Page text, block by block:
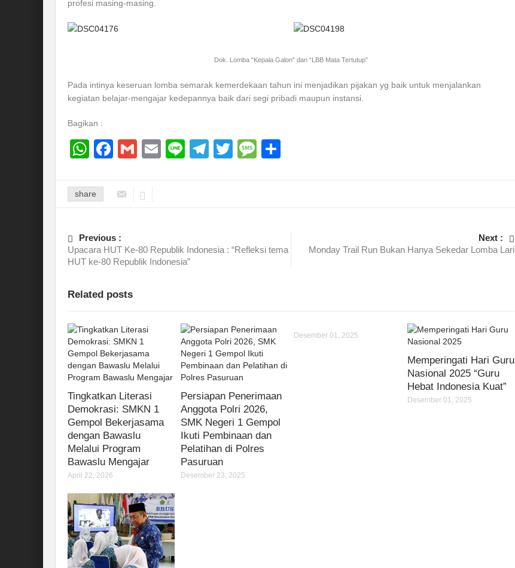
profesi masing-masing.
Dok. Lomba “Kepala Galon” dan “LBB Mata Tertutup”
Pada intinya keseruan lomba semarak kemerdekaan tahun ini menjadikan pijakan yg baik untuk menjalankan
kegiatan belajar-mengajar kedepannya baik dari segi pribadi maupun instansi.
Bagikan :
WhatsApp
Facebook
GmailEmailLineTelegram
TwitterMessage
share
Previous :
Upacara HUT Ke-80 Republik Indonesia : “Refleksi tema
HUT ke-80 Republik Indonesia”
Next :
Monday Trail Run Bukan Hanya Sekedar Lomba Lari
Related posts
Tingkatkan Literasi
Demokrasi: SMKN 1
Gempol Bekerjasama
dengan Bawaslu
Melalui Program
Bawaslu Mengajar
April 22, 2026
Persiapan Penerimaan
Anggota Polri 2026,
SMK Negeri 1 Gempol
Ikuti Pembinaan dan
Pelatihan di Polres
Pasuruan
Desember 23, 2025
Desember 01, 2025
Memperingati Hari Guru
Nasional 2025 “Guru
Hebat Indonesia Kuat”
Desember 01, 2025